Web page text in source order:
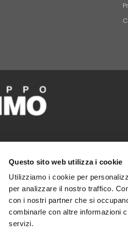
Questo sito web utilizza i cookie
Utilizziamo i cookie per
per analizzare il nostro traffico.
con i nostri partner che si
combinarle con altre informazioni
servizi.
toscane di grande tradizione. Dal